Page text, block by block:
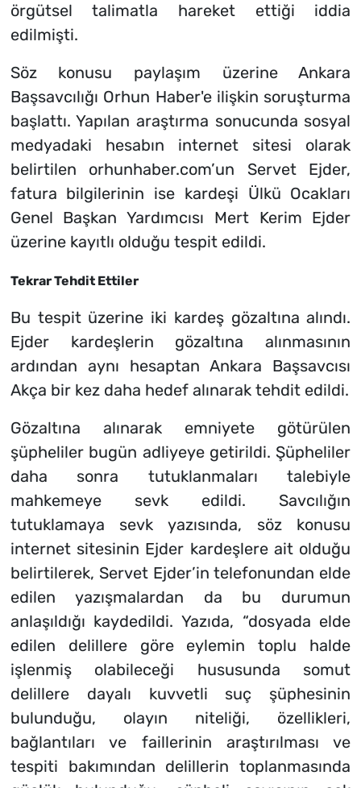
örgütsel talimatla hareket ettiği iddia
edilmişti.
Söz konusu paylaşım üzerine Ankara
Başsavcılığı Orhun Haber'e ilişkin soruşturma
başlattı. Yapılan araştırma sonucunda sosyal
medyadaki hesabın internet sitesi olarak
belirtilen orhunhaber.com’un Servet Ejder,
fatura bilgilerinin ise kardeşi Ülkü Ocakları
Genel Başkan Yardımcısı Mert Kerim Ejder
üzerine kayıtlı olduğu tespit edildi.
Tekrar Tehdit Ettiler
Bu tespit üzerine iki kardeş gözaltına alındı.
Ejder kardeşlerin gözaltına alınmasının
ardından aynı hesaptan Ankara Başsavcısı
Akça bir kez daha hedef alınarak tehdit edildi.
Gözaltına alınarak emniyete götürülen
şüpheliler bugün adliyeye getirildi. Şüpheliler
daha sonra tutuklanmaları talebiyle
mahkemeye sevk edildi. Savcılığın
tutuklamaya sevk yazısında, söz konusu
internet sitesinin Ejder kardeşlere ait olduğu
belirtilerek, Servet Ejder’in telefonundan elde
edilen yazışmalardan da bu durumun
anlaşıldığı kaydedildi. Yazıda, “dosyada elde
edilen delillere göre eylemin toplu halde
işlenmiş olabileceği hususunda somut
delillere dayalı kuvvetli suç şüphesinin
bulunduğu, olayın niteliği, özellikleri,
bağlantıları ve faillerinin araştırılması ve
tespiti bakımından delillerin toplanmasında